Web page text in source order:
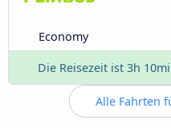
Economy
Die Reisezeit ist 3h
Alle Fahrten